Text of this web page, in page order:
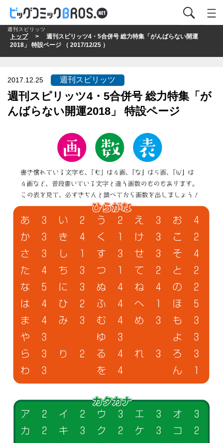
トップ> 週刊スピリッツ4・5合併号 総力特集「がんばらない開運
2018」 特設ページ （ 2017/12/25 ）
週刊スピリッツ
2017.12.25
週刊スピリッツ4・5合併号 総力特集「が
んばらない開運2018」 特設ページ
週刊スピリッツ